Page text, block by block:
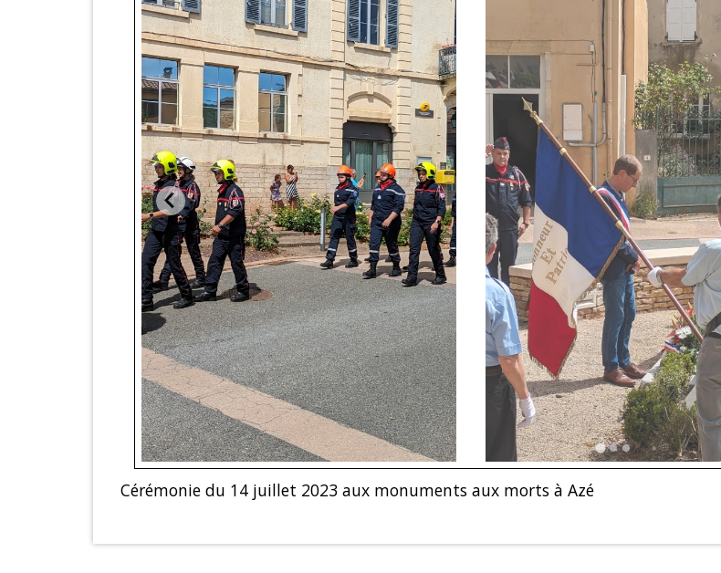
Cérémonie du 14 juillet 2023 aux monuments aux morts à Azé